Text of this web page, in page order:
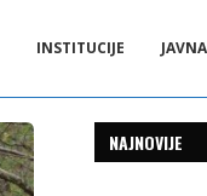
INSTITUCIJE
NAJNOVIJE